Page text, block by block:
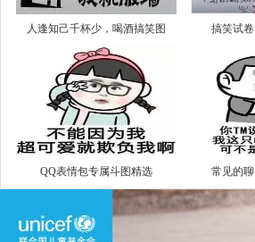
人逢知己千杯少，喝酒搞笑图 搞笑试
QQ表情包专属斗图精选 常见的